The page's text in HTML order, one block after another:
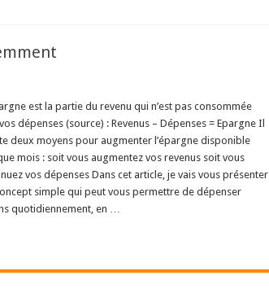
est la partie du revenu qui n’est pas consommée
dépenses (source) : Revenus – Dépenses = Epargne Il
deux moyens pour augmenter l’épargne disponible
mois : soit vous augmentez vos revenus soit vous
vos dépenses Dans cet article, je vais vous présenter
simple qui peut vous permettre de dépenser
quotidiennement, en …